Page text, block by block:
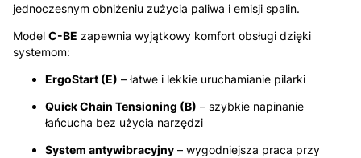
jednoczesnym obniżeniu zużycia paliwa i emisji spalin.
Model C-BE zapewnia wyjątkowy komfort obsługi dzięki
systemom:
ErgoStart (E) – łatwe i lekkie uruchamianie pilarki
Quick Chain Tensioning (B) – szybkie napinanie
łańcucha bez użycia narzędzi
System antywibracyjny – wygodniejsza praca przy